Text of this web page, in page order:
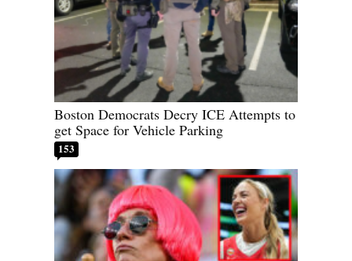
Boston Democrats Decry ICE Attempts to
get Space for Vehicle Parking
153